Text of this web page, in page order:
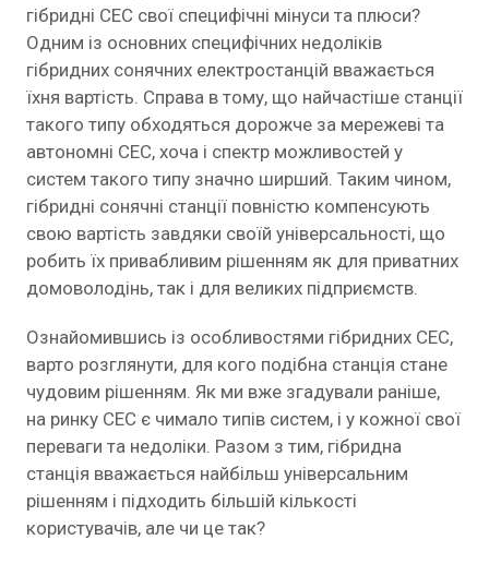
гібридні СЕС свої специфічні мінуси та плюси?
Одним із основних специфічних недоліків
гібридних сонячних електростанцій вважається
їхня вартість. Справа в тому, що найчастіше станції
такого типу обходяться дорожче за мережеві та
автономні СЕС, хоча і спектр можливостей у
систем такого типу значно ширший. Таким чином,
гібридні сонячні станції повністю компенсують
свою вартість завдяки своїй універсальності, що
робить їх привабливим рішенням як для приватних
домоволодінь, так і для великих підприємств.
Ознайомившись із особливостями гібридних СЕС,
варто розглянути, для кого подібна станція стане
чудовим рішенням. Як ми вже згадували раніше,
на ринку СЕС є чимало типів систем, і у кожної свої
переваги та недоліки. Разом з тим, гібридна
станція вважається найбільш універсальним
рішенням і підходить більшій кількості
користувачів, але чи це так?